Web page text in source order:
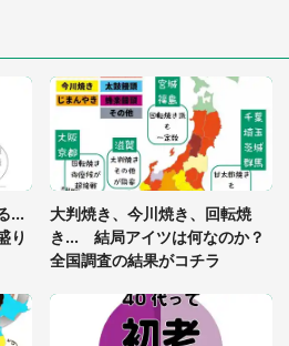
る」「本当に気持ち悪い」 道端でバ
た〝野生の野菜〟に6.5万人戦慄
私は新幹線で大パニック。隣席の青
いで』とお願いしたら...」 体験談に
お菓子売り場ならまだしも...」「ハ
...
り
大判焼き、今川焼き、回転焼
き... 結局アイツは何なのか？
全国調査の結果がコチラ